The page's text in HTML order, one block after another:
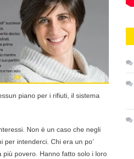
piano per i rifiuti, il sistema
Non è un caso che negli
intenderci. Chi era un po’
più povero. Hanno fatto solo i loro